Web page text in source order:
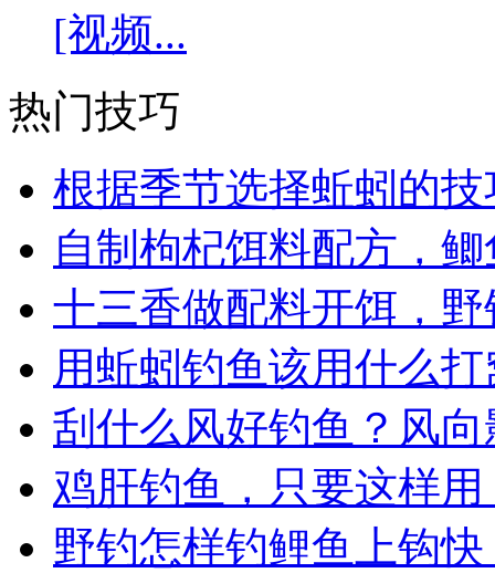
[视频...
热门技巧
根据季节选择蚯蚓的
自制枸杞饵料配方，
十三香做配料开饵，
用蚯蚓钓鱼该用什么打
刮什么风好钓鱼？风
鸡肝钓鱼，只要这样
野钓怎样钓鲤鱼上钩